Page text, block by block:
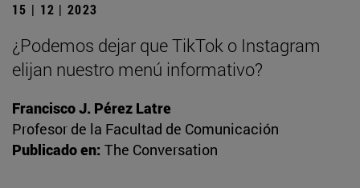
15 | 12 | 2023
¿Podemos dejar que TikTok o Instagram
elijan nuestro menú informativo?
Francisco J. Pérez Latre
Profesor de la Facultad de Comunicación
Publicado en: The Conversation